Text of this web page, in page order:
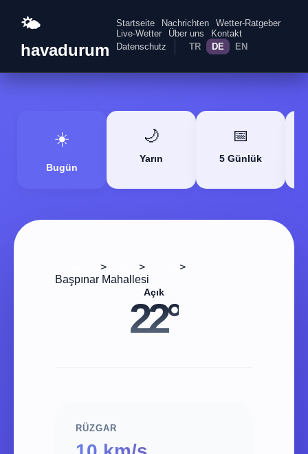
🌤️
havadurum
Startseite Nachrichten
Wetter-Ratgeber
Live-Wetter
Über uns
Kontakt
Datenschutz
TR DE EN
☀️
Bugün
🌙
Yarın
📅
5 Günlük
> >
>
Başpınar Mahallesi
Açık
22°
RÜZGAR